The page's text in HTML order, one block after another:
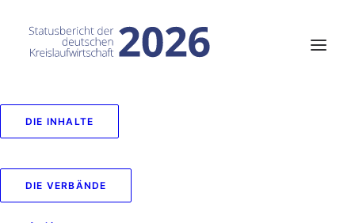
DIE INHALTE
DIE VERBÄNDE
Anteil der
Entsorgungswege am